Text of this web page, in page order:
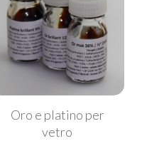
Oro e platino per
vetro